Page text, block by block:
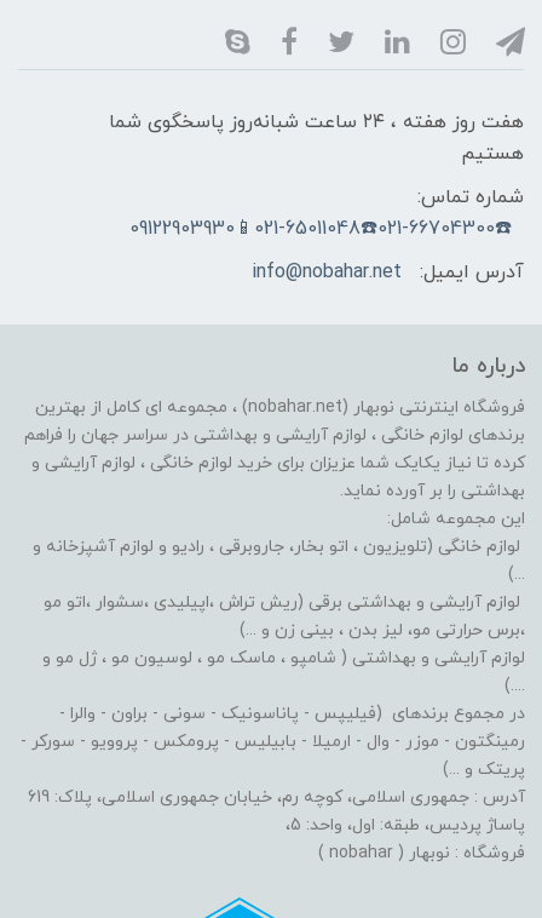
هفت روز هفته ، ۲۴ ساعت شبانه‌روز پاسخگوی شما
هستیم
شماره تماس:
☎️021-66704300☎️021-65011048📱09122903930
آدرس ایمیل:
info@nobahar.net
درباره ما
فروشگاه اینترنتی نوبهار (nobahar.net) ، مجموعه ای کامل از بهترین
برندهای لوازم خانگی ، لوازم آرایشی و بهداشتی در سراسر جهان را فراهم
کرده تا نیاز یکایک شما عزیزان برای خرید لوازم خانگی ، لوازم آرایشی و
بهداشتی را بر آورده نماید.
این مجموعه شامل:
لوازم خانگی (تلویزیون ، اتو بخار، جاروبرقی ، رادیو و لوازم آشپزخانه و
...)
لوازم آرایشی و بهداشتی برقی (ریش تراش ،اپیلیدی ،سشوار ،اتو مو
،برس حرارتی مو، لیز بدن ، بینی زن و ...)
لوازم آرایشی و بهداشتی ( شامپو ، ماسک مو ، لوسیون مو ، ژل مو و
....)
در مجموع برندهای (فیلیپس - پاناسونیک - سونی - براون - والرا -
رمینگتون - موزر - وال - ارمیلا - بابیلیس - پرومکس - پروویو - سورکر -
پریتک و ...)
آدرس : جمهوری اسلامی، کوچه رم، خیابان جمهوری اسلامی، پلاک: 619
پاساژ پردیس، طبقه: اول، واحد: 5،
فروشگاه : نوبهار ( nobahar )